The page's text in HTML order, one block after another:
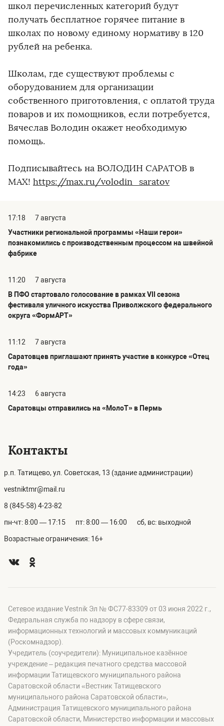
школ перечисленных категорий будут
получать бесплатное горячее питание в
школах по новому единому нормативу в 120
рублей на ребенка.
Школам, где существуют проблемы с
оборудованием для организации
собственного приготовления, с оплатой труда
поваров и их помощников, если потребуется,
Вячеслав Володин окажет необходимую
помощь.
Подписывайтесь на ВОЛОДИН САРАТОВ в
МАХ! https://max.ru/volodin_saratov
17:18
7 августа
Участники региональной программы «Наши герои»
познакомились с производственным процессом на швейной
фабрике
11:20
7 августа
В ПФО стартовало голосование в рамках VII сезона
фестиваля уличного искусства Приволжского федерального
округа «ФормАРТ»
11:12
7 августа
Саратовцев приглашают принять участие в конкурсе «Отец
года»
14:23
6 августа
Саратовцы отправились на «МолоТ» в Пермь
Контакты
р.п. Татищево, ул. Советская, 13 (здание администрации)
vestniktmr@mail.ru
8 (845-58) 4-23-82
пн-чт: 8:00 — 17:15 пт: 8:00 — 16:00 сб, вс: выходной
Возрастные ограничения: 16+
Сетевое издание Vestnik Эл № ФС77-83309 от 03 июня 2022 г.,
Федеральная служба по надзору в сфере связи,
информационных технологий и массовых коммуникаций
(Роскомнадзор).
Учредитель (соучредители): Муниципальное казённое
учреждение – редакция печатного средства массовой
информации Татищевского муниципального района
Саратовской области «Вестник Татищевского
муниципального района Саратовской области»,
Администрация Татищевского муниципального района
Саратовской области, Министерство информации и массовых